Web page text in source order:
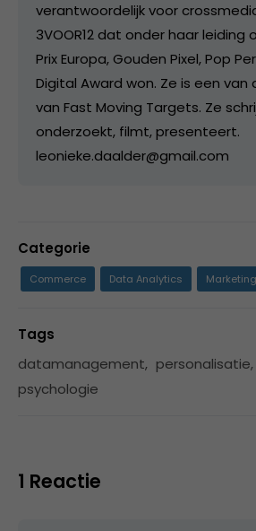
verantwoordelijk voor
3VOOR12 dat onder haar leiding
Prix Europa, Gouden Pixel, Pop
Digital Award won. Ze is een van
van Fast Moving Targets. Ze
onderzoekt, filmt, presenteert.
leonieke.daalder@gmail.com
Categorie
Commerce Data Analytics
Tags
datamanagement, personalisatie,
psychologie
1 Reactie